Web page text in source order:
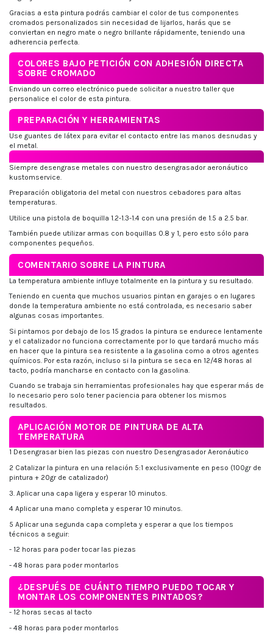
Gracias a esta pintura podrás cambiar el color de tus componentes
cromados personalizados sin necesidad de lijarlos, harás que se
conviertan en negro mate o negro brillante rápidamente, teniendo una
adherencia perfecta.
COLORES BAJO PETICIÓN CON ADHESIÓN DIRECTA
SOBRE CROMADO
Enviando un correo electrónico puede solicitar a nuestro taller que
personalice el color de esta pintura.
PREPARACIÓN Y HERRAMIENTAS
Use guantes de látex para evitar el contacto entre las manos desnudas y
el metal.
Siempre desengrase metales con nuestro desengrasador aeronáutico
kustomservice.
Preparación obligatoria del metal con nuestros cebadores para altas
temperaturas.
Utilice una pistola de boquilla 1.2-1.3-1.4 con una presión de 1.5 a 2.5 bar.
También puede utilizar armas con boquillas 0.8 y 1, pero esto sólo para
componentes pequeños.
COMENTARIO SOBRE LA PINTURA
La temperatura ambiente influye totalmente en la pintura y su resultado.
Teniendo en cuenta que muchos usuarios pintan en garajes o en lugares
donde la temperatura ambiente no está controlada, es necesario saber
algunas cosas importantes.
Si pintamos por debajo de los 15 grados la pintura se endurece lentamente
y el catalizador no funciona correctamente por lo que tardará mucho más
en hacer que la pintura sea resistente a la gasolina como a otros agentes
químicos. Por esta razón, incluso si la pintura se seca en 12/48 horas al
tacto, podría mancharse en contacto con la gasolina.
Cuando se trabaja sin herramientas profesionales hay que esperar más de
lo necesario pero solo tener paciencia para obtener los mismos
resultados.
APLICACIÓN MOTOR DE PINTURA DE ALTA
TEMPERATURA
1 Desengrasar bien las piezas con nuestro Desengrasador Aeronáutico
2 Catalizar la pintura en una relación 5:1 exclusivamente en peso (100gr de
pintura + 20gr de catalizador)
3. Aplicar una capa ligera y esperar 10 minutos.
4 Aplicar una mano completa y esperar 10 minutos.
5 Aplicar una segunda capa completa y esperar a que los tiempos
técnicos a seguir:
- 12 horas para poder tocar las piezas
- 48 horas para poder montarlos
¿DESPUÉS DE CUÁNTO TIEMPO PUEDO TOCAR Y
MONTAR LOS COMPONENTES PINTADOS?
- 12 horas secas al tacto
- 48 horas para poder montarlos